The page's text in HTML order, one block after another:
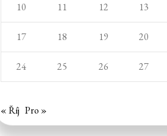
10 11 12 13
17 18 19 20
24 25 26 27
« Říj Pro »